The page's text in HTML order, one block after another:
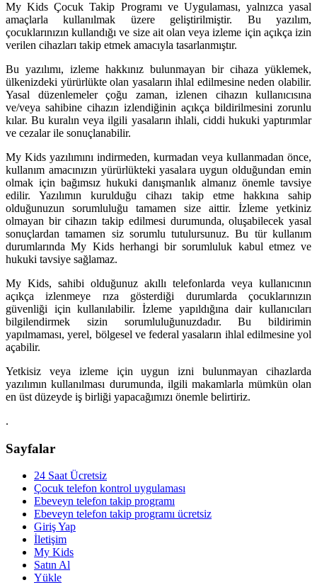
My Kids Çocuk Takip Programı ve Uygulaması, yalnızca yasal
amaçlarla kullanılmak üzere geliştirilmiştir. Bu yazılım,
çocuklarınızın kullandığı ve size ait olan veya izleme için açıkça izin
verilen cihazları takip etmek amacıyla tasarlanmıştır.
Bu yazılımı, izleme hakkınız bulunmayan bir cihaza yüklemek,
ülkenizdeki yürürlükte olan yasaların ihlal edilmesine neden olabilir.
Yasal düzenlemeler çoğu zaman, izlenen cihazın kullanıcısına
ve/veya sahibine cihazın izlendiğinin açıkça bildirilmesini zorunlu
kılar. Bu kuralın veya ilgili yasaların ihlali, ciddi hukuki yaptırımlar
ve cezalar ile sonuçlanabilir.
My Kids yazılımını indirmeden, kurmadan veya kullanmadan önce,
kullanım amacınızın yürürlükteki yasalara uygun olduğundan emin
olmak için bağımsız hukuki danışmanlık almanız önemle tavsiye
edilir. Yazılımın kurulduğu cihazı takip etme hakkına sahip
olduğunuzun sorumluluğu tamamen size aittir. İzleme yetkiniz
olmayan bir cihazın takip edilmesi durumunda, oluşabilecek yasal
sonuçlardan tamamen siz sorumlu tutulursunuz. Bu tür kullanım
durumlarında My Kids herhangi bir sorumluluk kabul etmez ve
hukuki tavsiye sağlamaz.
My Kids, sahibi olduğunuz akıllı telefonlarda veya kullanıcının
açıkça izlenmeye rıza gösterdiği durumlarda çocuklarınızın
güvenliği için kullanılabilir. İzleme yapıldığına dair kullanıcıları
bilgilendirmek sizin sorumluluğunuzdadır. Bu bildirimin
yapılmaması, yerel, bölgesel ve federal yasaların ihlal edilmesine yol
açabilir.
Yetkisiz veya izleme için uygun izni bulunmayan cihazlarda
yazılımın kullanılması durumunda, ilgili makamlarla mümkün olan
en üst düzeyde iş birliği yapacağımızı önemle belirtiriz.
.
Sayfalar
24 Saat Ücretsiz
Çocuk telefon kontrol uygulaması
Ebeveyn telefon takip programı
Ebeveyn telefon takip programı ücretsiz
Giriş Yap
İletişim
My Kids
Satın Al
Yükle